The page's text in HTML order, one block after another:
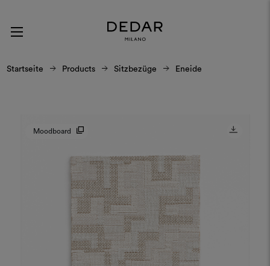
Startseite Products Sitzbezüge Eneide
Moodboard